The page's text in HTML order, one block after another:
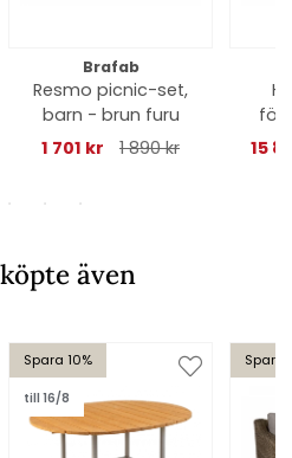
Brafab
Resmo picnic-set,
barn - brun furu
1 701 kr
1 890 kr
166-
15
även
Spara 10%
till 16/8
Spara